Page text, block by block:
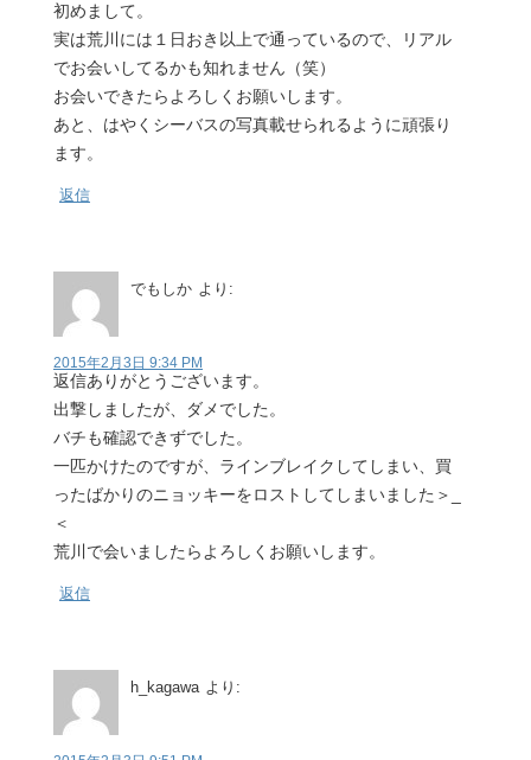
初めまして。
実は荒川には１日おき以上で通っているので、リアル
でお会いしてるかも知れません（笑）
お会いできたらよろしくお願いします。
あと、はやくシーバスの写真載せられるように頑張り
ます。
返信
でもしか より:
2015年2月3日 9:34 PM
返信ありがとうございます。
出撃しましたが、ダメでした。
バチも確認できずでした。
一匹かけたのですが、ラインブレイクしてしまい、買
ったばかりのニョッキーをロストしてしまいました＞_
＜
荒川で会いましたらよろしくお願いします。
返信
h_kagawa より: